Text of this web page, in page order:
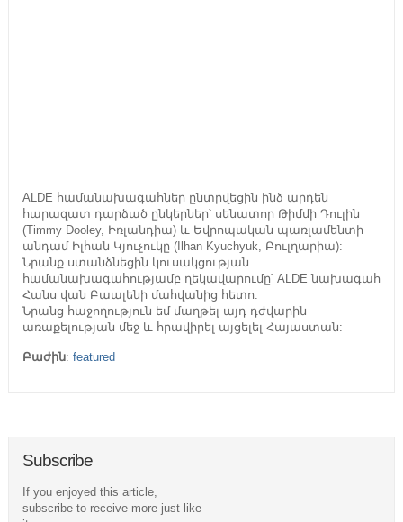
ALDE համանախագահներ ընտրվեցին ինձ արդեն
հարազատ դարձած ընկերներ՝ սենատոր Թիմմի Դուլին
(Timmy Dooley, Իռլանդիա) և Եվրոպական պառլամենտի
անդամ Իլհան Կյուչուկը (Ilhan Kyuchyuk, Բուլղարիա):
Նրանք ստանձնեցին կուսակցության
համանախագահությամբ ղեկավարումը՝ ALDE նախագահ
Հանս վան Բաալենի մահվանից հետո:
Նրանց հաջողություն եմ մաղթել այդ դժվարին
առաքելության մեջ և հրավիրել այցելել Հայաստան:
Բաժին: featured
Subscribe
If you enjoyed this article,
subscribe to receive more just like